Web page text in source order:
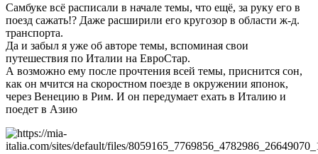
Самбуке всё расписали в начале темы, что ещё, за руку его в
поезд сажать!? Даже расширили его кругозор в области ж-д.
транспорта.
Да и забыл я уже об авторе темы, вспоминая свои
путешествия по Италии на ЕвроСтар.
А возможно ему после прочтения всей темы, приснится сон,
как он мчится на скоростном поезде в окружении японок,
через Венецию в Рим. И он передумает ехать в Италию и
поедет в Азию